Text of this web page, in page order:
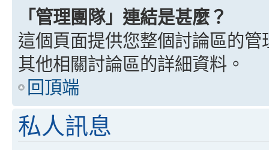
「管理團隊」連結是甚麼？
這個頁面提供您整個討論區的
其他相關討論區的詳細資料。
回頂端
私人訊息